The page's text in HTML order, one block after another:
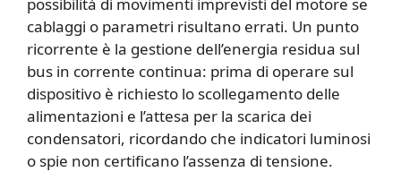
cablaggi o parametri risultano errati. Un punto
ricorrente è la gestione dell’energia residua sul
bus in corrente continua: prima di operare sul
dispositivo è richiesto lo scollegamento delle
alimentazioni e l’attesa per la scarica dei
condensatori, ricordando che indicatori luminosi
o spie non certificano l’assenza di tensione.